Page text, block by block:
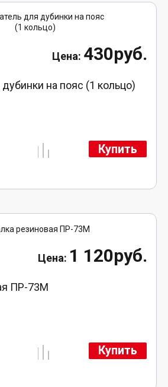
430руб.
на пояс (1 кольцо)
Купить
1 120руб.
ПР-73М
Купить